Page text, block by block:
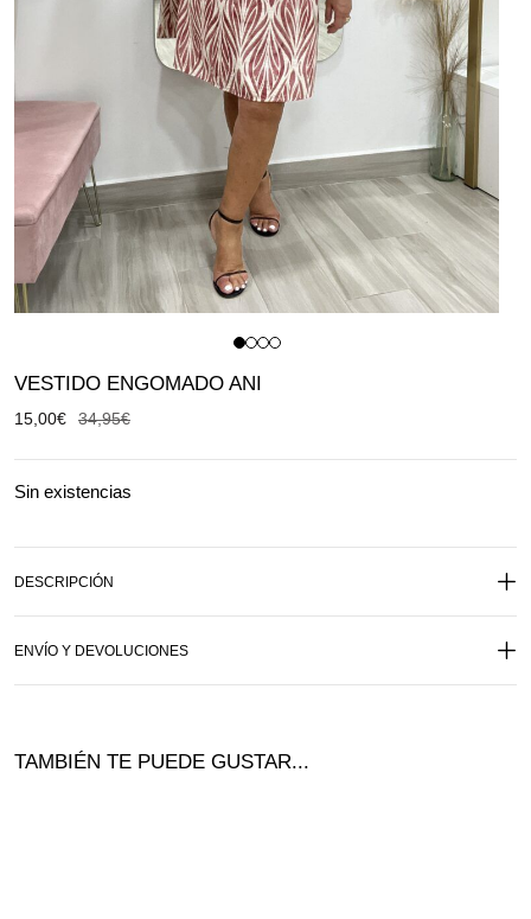
VESTIDO ENGOMADO ANI
34,95€
15,00€
Sin existencias
DESCRIPCIÓN
ENVÍO Y DEVOLUCIONES
TAMBIÉN TE PUEDE GUSTAR...